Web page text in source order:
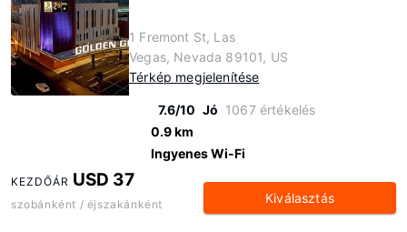
1 Fremont St, Las
Vegas, Nevada 89101, US
Térkép megjelenítése
7.6/10 Jó 1067 értékelés
0.9 km
Ingyenes Wi-Fi
KEZDŐÁR USD 37
szobánként / éjszakánként Kiválasztás